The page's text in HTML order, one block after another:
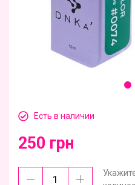
Есть в наличии
250 грн